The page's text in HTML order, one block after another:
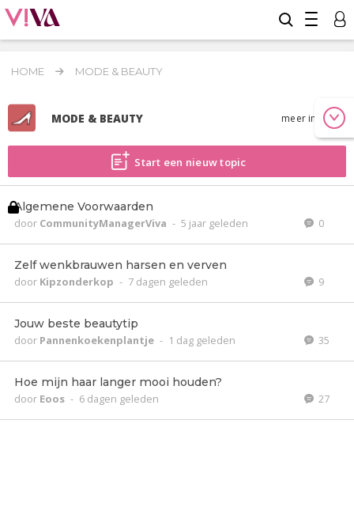
HOME MODE & BEAUTY
MODE & BEAUTY meer info
Start een nieuw topic
Algemene Voorwaarden
door CommunityManagerViva - 5 jaar geleden 0
Zelf wenkbrauwen harsen en verven
door Kipzonderkop - 7 dagen geleden 9
Jouw beste beautytip
door Pannenkoekenplantje - 1 dag geleden 35
Hoe mijn haar langer mooi houden?
door Eoos - 6 dagen geleden 27